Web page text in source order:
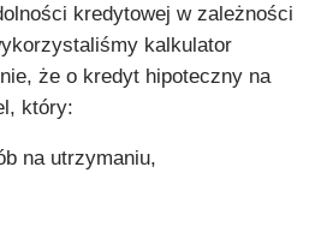
kredytowej w zależności
kalkulator
że o kredyt hipoteczny na
który:
na utrzymaniu,